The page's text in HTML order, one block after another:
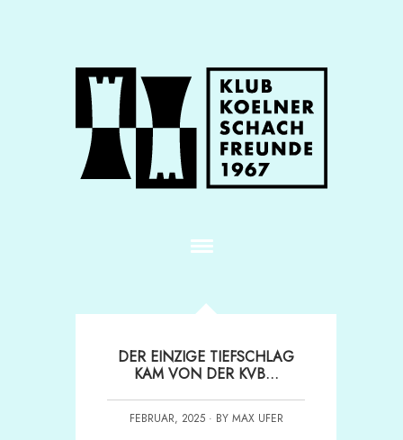
DER EINZIGE TIEFSCHLAG
KAM VON DER KVB…
FEBRUAR, 2025 · BY MAX UFER